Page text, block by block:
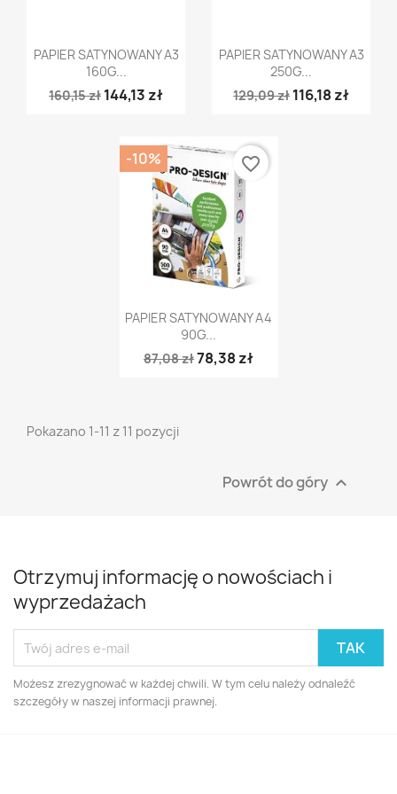
Szybki podgląd
PAPIER SATYNOWANY A3
160G...
160,15 zł 144,13 zł
Szybki podgląd
PAPIER SATYNOWANY A3
250G...
129,09 zł 116,18 zł
Szybki podgląd
PAPIER SATYNOWANY A4
90G...
87,08 zł78,38 zł
-10% favorite_border
Pokazano 1-11 z 11 pozycji
Powrót do góry 
Otrzymuj informację o nowościach i
wyprzedażach
Możesz zrezygnować w każdej chwili. W tym celu należy odnaleźć
szczegóły w naszej informacji prawnej.